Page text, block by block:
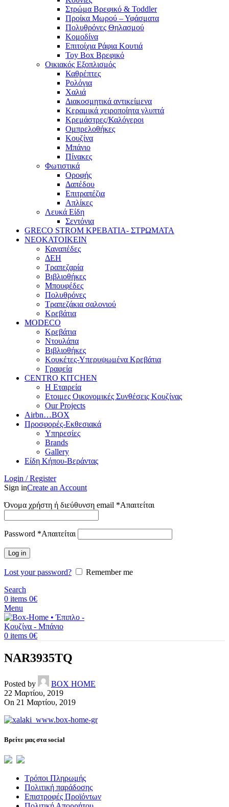
Στρώμα Βρεφικό & Toddler
Προίκα Μωρού – Υφάσματα
Πολυθρόνες Θηλασμού
Κομοδίνα
Επιτοίχια Ράφια Κουτιά
Toy Box Βρεφικό
Οικιακός Εξοπλισμός
Καθρέπτες
Ρολόγια
Χαλιά
Διακοσμητικά αντικείμενα
Κεραμικά χειροποίητα γλυπτά
Κρεμάστρες/Καλόγεροι
Ομπρελοθήκες
Κουζίνα
Μπάνιο
Πίνακες
Φωτιστικά
Οροφής
Δαπέδου
Επιτραπέζια
Απλίκες
Λευκά Είδη
Σεντόνια
GRECO STROM ΚΡΕΒΑΤΙΑ- ΣΤΡΩΜΑΤΑ
ΝΕΟΚΑΤΟΙΚΕΙΝ
Καναπέδες
ΔΕΗ
Τραπεζαρία
Βιβλιοθήκες
Μπουφέδες
Πολυθρόνες
Τραπεζάκια σαλονιού
Κρεβάτια
MODECO
Κρεβάτια
Ντουλάπα
Βιβλιοθήκες
Κουκέτες-Υπερυψωμένα Κρεβάτια
Γραφεία
CENTRO KITCHEN
Η Εταιρεία
Ετοιμες Οικονομικές Συνθέσεις Κουζίνας
Our Projects
Airbn…BOX
Προσφορές-Εκθεσιακά
Υπηρεσίες
Brands
Gallery
Είδη Κήπου-Βεράντας
Login / Register
Sign inCreate an Account
Όνομα χρήστη ή διεύθυνση email *Απαιτείται
Password *Απαιτείται
Log in
Lost your password?
Remember me
Search
0 items 0€
Menu
0 items 0€
NAR3935TQ
Posted by
BOX HOME
22 Μαρτίου, 2019
On 21 Μαρτίου, 2019
Βρείτε μας στα social
Τρόποι Πληρωμής
Πολιτική παράδοσης
Επιστροφές Προϊόντων